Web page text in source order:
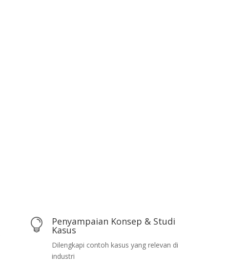
 Penyampaian Konsep & Studi
Kasus
Dilengkapi contoh kasus yang relevan di
industri